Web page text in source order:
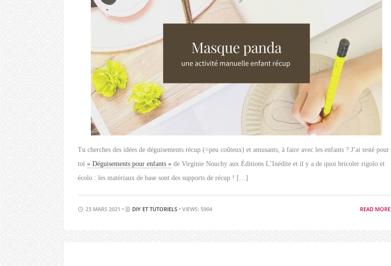
Tu cherches des idées de déguisements récup (=peu coûteux) et amusants, à faire avec les enfants ? J’ai testé pour
toi« Déguisements pour enfants » de Virginie Nouchy aux Éditions L’Inédite et il y a de quoi bricoler rigolo et
écolo : les matériaux de base sont des supports de récup ! […]
23 MARS 2021 • DIY ET TUTORIELS • VIEWS: 5904 READ MORE